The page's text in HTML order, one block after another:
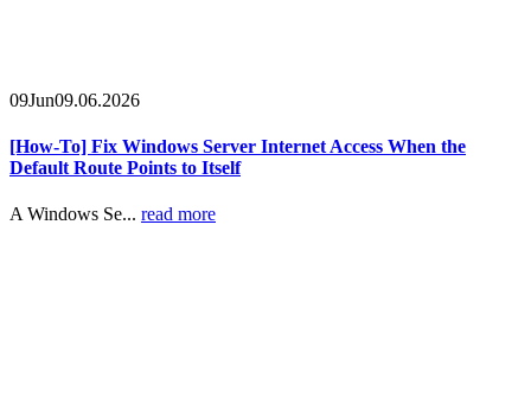
09Jun09.06.2026
[How-To] Fix Windows Server Internet Access When the
Default Route Points to Itself
A Windows Se... read more